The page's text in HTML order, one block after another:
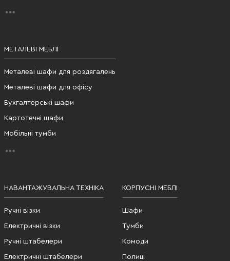
МЕТАЛЕВІ МЕБЛІ
Металеві шафи для роздягалень
Металеві шафи для офісу
Бухгалтерські шафи
Картотечні шафи
Мобільні тумби
НАВАНТАЖУВАЛЬНА ТЕХНІКА
Ручні візки
Електричні візки
Ручні штабелери
Електричні штабелери
КОРПУСНІ МЕБЛІ
Шафи
Тумби
Комоди
Полиці